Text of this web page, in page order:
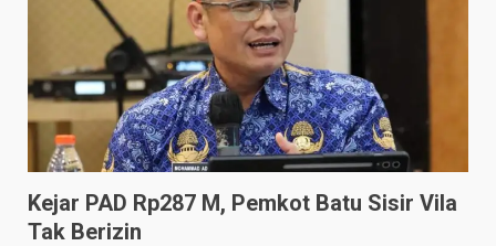
Kejar PAD Rp287 M, Pemkot Batu Sisir Vila
Tak Berizin